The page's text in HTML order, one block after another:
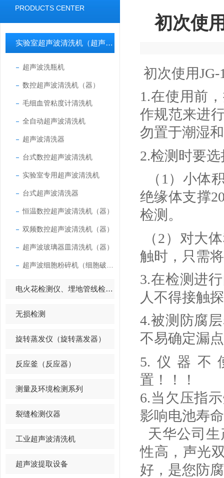
PRODUCTS CENTER
实验室超声波清洗机（超声波清洗器）
超声波洗瓶机
数控超声波清洗机（器）
毛细血管粘度计清洗机
全自动超声波清洗机
超声波清洗器
台式数控超声波清洗机
实验室专用超声波清洗机
台式超声波清洗器
恒温数控超声波清洗机（器）
双频数控超声波清洗机（器）
超声波玻璃器皿清洗机（器）
电火花检测仪、埋地管线检测仪
无损检测
旋转蒸发仪（旋转蒸发器）
反应釜（反应器）
测量及环境检测系列
裂缝检测仪器
工业超声波清洗机
超声波提取设备
初次使
初次使用JG-
1.在使用前
作规范来进
勿置于潮湿
2.检测时要
（1） 小体
绝缘体支撑
检测。
（2）对大
触时，只需
3.在检测进
人不得接触
4.被测防腐
不易确定漏
5. 仪器不
置！！！
6.当欠压指
影响电池寿
天华公司生
性高，声光
好，是您防